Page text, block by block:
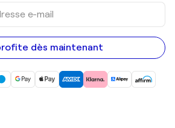
dès maintenant